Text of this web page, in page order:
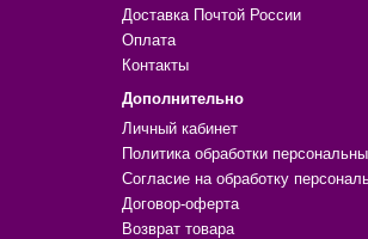
Доставка Почтой России
Оплата
Контакты
Дополнительно
Личный кабинет
Политика обработки
Согласие на обработку
Договор-оферта
Возврат товара